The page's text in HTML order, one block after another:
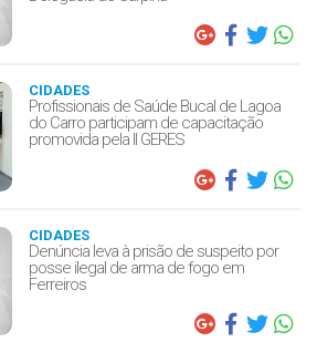
CIDADES
Profissionais de Saúde Bucal de Lagoa
do Carro participam de capacitação
promovida pela II GERES
CIDADES
Denúncia leva à prisão de suspeito por
posse ilegal de arma de fogo em
Ferreiros